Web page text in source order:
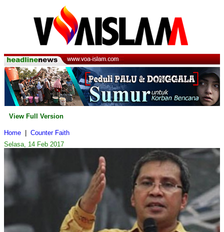
View Full Version
Home
Counter Faith
Selasa, 14 Feb 2017